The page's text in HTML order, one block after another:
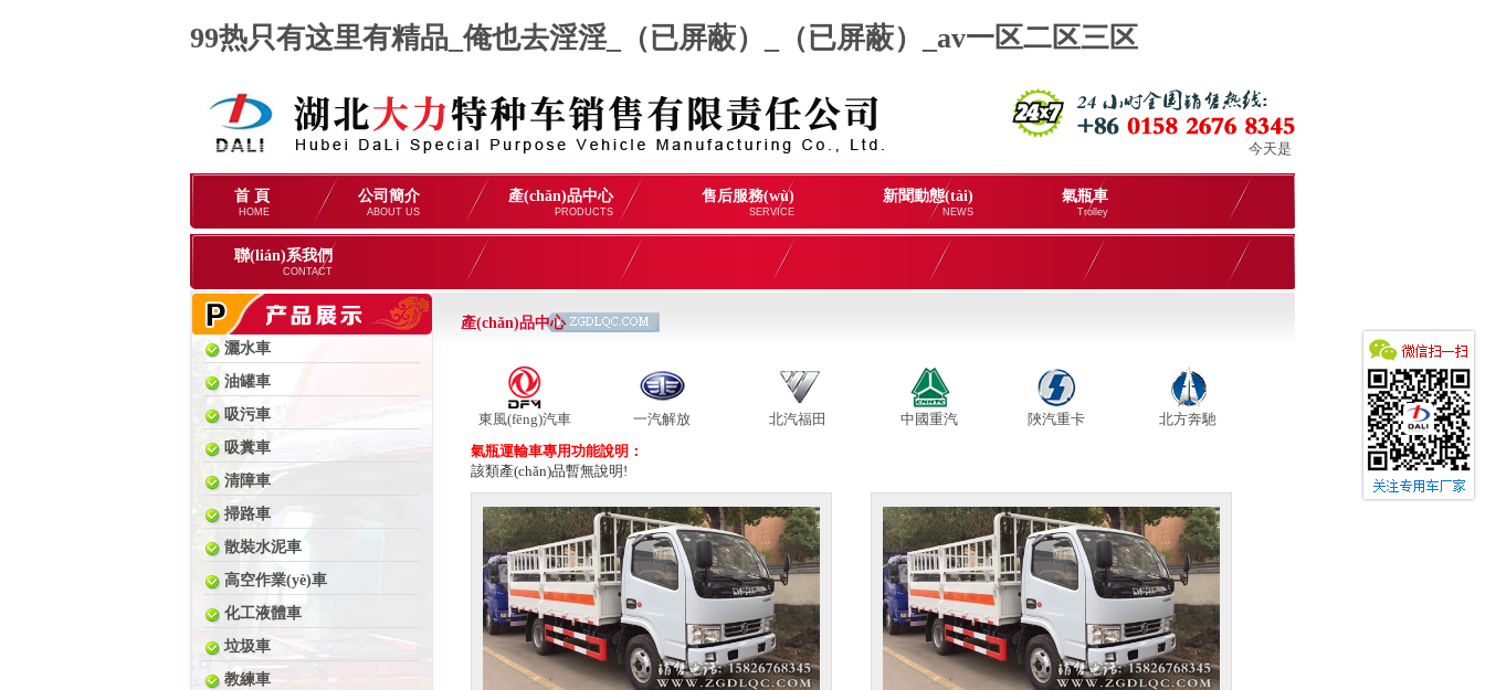
99热只有这里有精品_俺也去淫淫_（已屏蔽）_（已屏蔽）_av一区二区三区
今天是
首 頁
HOME
公司簡介
ABOUT US
產(chǎn)品中心
PRODUCTS
售后服務(wù)
SERVICE
新聞動態(tài)
NEWS
氣瓶車
Trolley
聯(lián)系我們
CONTACT
灑水車
油罐車
吸污車
吸糞車
清障車
掃路車
散裝水泥車
高空作業(yè)車
化工液體車
垃圾車
教練車
產(chǎn)品中心
東風(fēng)汽車 一汽解放 北汽福田 中國重汽 陜汽重卡
北方奔馳
氣瓶運輸車專用功能說明：
該類產(chǎn)品暫無說明!